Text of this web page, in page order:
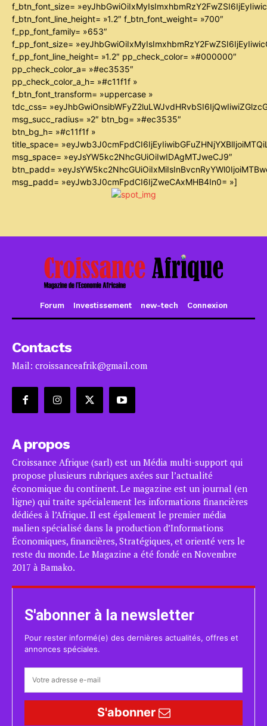
f_btn_font_size=
f_btn_font_line_height= »1.2″ f_btn_font_weight= »700″
f_pp_font_family= »653″
f_pp_font_size=
f_pp_font_line_height= »1.2″ pp_check_color= »#000000″
pp_check_color_a= »#ec3535″
pp_check_color_a_h= »#c11f1f »
f_btn_font_transform= »uppercase »
tdc_css=
msg_succ_radius= »2″ btn_bg= »#ec3535″
btn_bg_h= »#c11f1f »
title_space=
msg_space= »eyJsYW5kc2NhcGUiOiIwIDAgMTJweCJ9″
btn_padd=
msg_padd= »eyJwb3J0cmFpdCI6IjZweCAxMHB4In0= »]
Forum Investissement new-tech Connexion
Contacts
Mail: croissanceafrik@gmail.com
A propos
Croissance Afrique (sarl) est un Média multi-support qui
propose plusieurs rubriques axées sur l’actualité
économique du continent. Le magazine est un journal (en
ligne) qui traite spécialement les informations financières
dédiées à l’Afrique. Il est également le premier média
malien spécialisé dans la production d’Informations
Économiques, financières, Stratégiques, et orienté vers le
reste du monde. Le Magazine a été fondé en Novembre
2017 à Bamako.
S'abonner à la newsletter
Pour rester informé(e) des dernières actualités, offres et
annonces spéciales.
S'abonner